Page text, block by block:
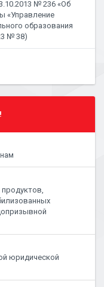
№ 236 «Об
«Управление
образования
№ 38)
продуктов,
юридической